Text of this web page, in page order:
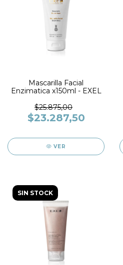
Mascarilla Facial
Enzimatica x150ml - EXEL
$25.875,00
$23.287,50
VER
SIN STOCK